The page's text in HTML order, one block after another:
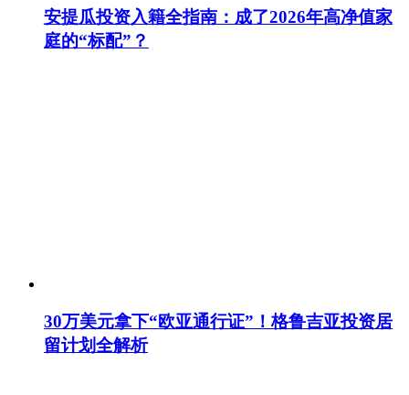
安提瓜投资入籍全指南：成了2026年高净值家
庭的“标配”？
30万美元拿下“欧亚通行证”！格鲁吉亚投资居
留计划全解析